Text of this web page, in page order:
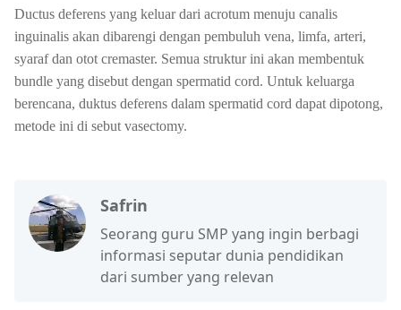
Ductus deferens yang keluar dari acrotum menuju canalis
inguinalis akan dibarengi dengan pembuluh vena, limfa, arteri,
syaraf dan otot cremaster. Semua struktur ini akan membentuk
bundle yang disebut dengan spermatid cord. Untuk keluarga
berencana, duktus deferens dalam spermatid cord dapat dipotong,
metode ini di sebut vasectomy.
Safrin
Seorang guru SMP yang ingin berbagi
informasi seputar dunia pendidikan
dari sumber yang relevan